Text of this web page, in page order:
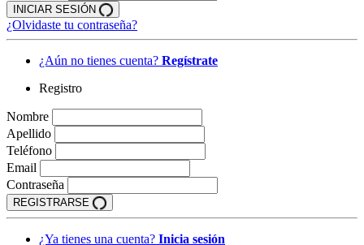
INICIAR SESIÓN
¿Olvidaste tu contraseña?
¿Aún no tienes cuenta? Regístrate
Registro
Nombre
Apellido
Teléfono
Email
Contraseña
REGISTRARSE
¿Ya tienes una cuenta? Inicia sesión